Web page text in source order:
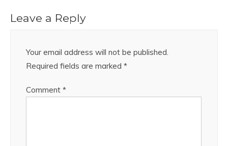
Leave a Reply
Your email address will not be published.
Required fields are marked *
Comment *